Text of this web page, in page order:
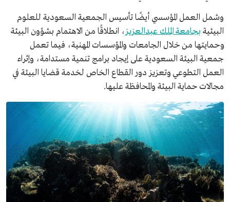
وشمل العمل المؤسسي أيضًا تأسيس الجمعية السعودية للعلوم
البيئية بجامعة الملك عبدالعزيز، انطلاقًا من الاهتمام بشؤون البيئة
وحمايتها من خلال الجامعات والمؤسسات المهنية، فيما تعمل
جمعية البيئة السعودية على إيجاد برامج تنمية مستدامة، وإثراء
العمل التطوعي وتعزيز دور القطاع الخاص لخدمة قضايا البيئة في
مجالات حماية البيئة والمحافظة عليها.